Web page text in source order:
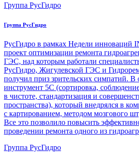
Группа РусГидро
Группа РусГидро
РусГидро в рамках Недели инноваций
проект оптимизации ремонта
ГЭС, над которым работали
РусГидро, Жигулевской ГЭС и
получил приз зрительских симпатий. В
инструмент 5С (сортировка,
в чистоте, стандартизация и
пространства), который внедрялся в
с картированием, методом мозгового
Все это позволило повысить
проведении ремонта одного из
Группа РусГидро